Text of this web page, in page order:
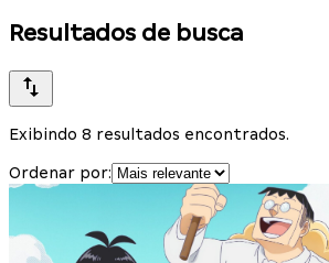
Resultados de busca
Exibindo 8 resultados encontrados.
Ordenar por: